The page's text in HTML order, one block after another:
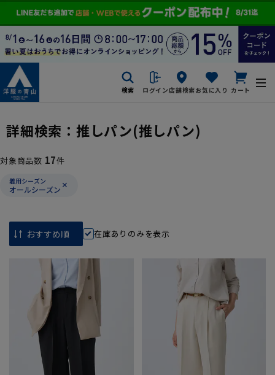
検索 ログイン店舗検索お気に入り カート
詳細検索： 推しパン(推しパン)
対象商品数 17件
着用シーズン
オールシーズン
在庫ありのみを表示